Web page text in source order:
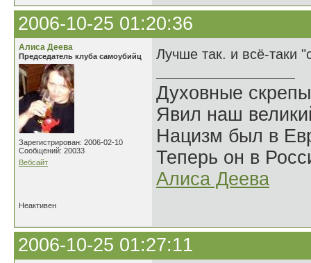
2006-10-25 01:20:36
Алиса Деева
Председатель клуба самоубийц
Зарегистрирован: 2006-02-10
Сообщений: 20033
Вебсайт
Лучше так. и всё-таки
Духовные
Явил наш
Нацизм был в
Теперь он в
Алиса Деева
Неактивен
2006-10-25 01:27:11